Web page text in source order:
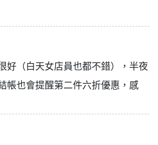
好（白天女店員也都不錯），半夜
帳也會提醒第二件六折優惠，感